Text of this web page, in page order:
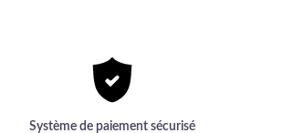
l'élégance du voile de coton à pois dorés !
Système de paiement sécurisé